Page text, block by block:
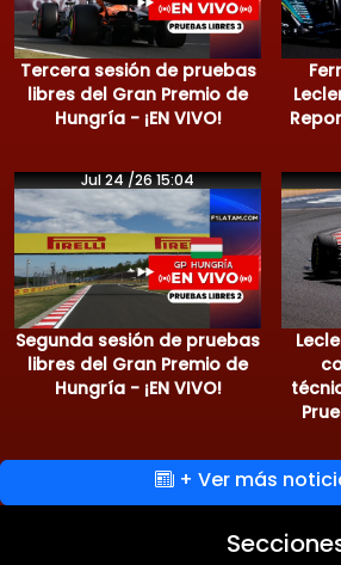
Tercera sesión de pruebas
libres del Gran Premio de
Hungría - ¡EN VIVO!
Jul 24 /26 15:04
Segunda sesión de pruebas
libres del Gran Premio de
Hungría - ¡EN VIVO!
+ Ver más